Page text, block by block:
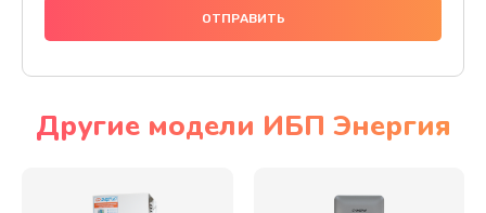
Другие модели ИБП Энергия